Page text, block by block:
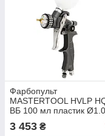
Фарбопульт
MASTERTOOL HVLP
ВБ 100 мл пластик Ø1.0
мм 200 л/хв 1.5-3 бар
8980 SPL
3 453 ₴